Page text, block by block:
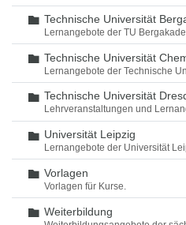
Ordner
Technische Universität
Lernangebote der TU
Ordner
Technische Universität
Lernangebote der Technische
Ordner
Technische Universität
Lehrveranstaltungen und
Ordner
Universität Leipzig
Lernangebote der Universität
Ordner
Vorlagen
Vorlagen für Kurse.
Ordner
Weiterbildung